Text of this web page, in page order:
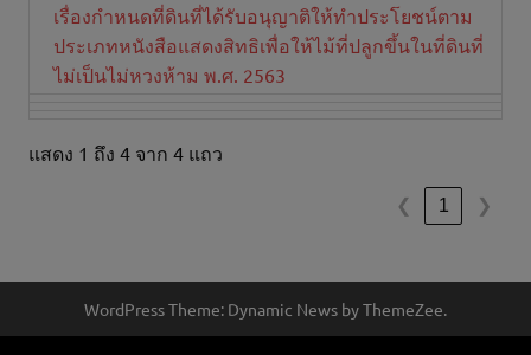
เรื่องกำหนดที่ดินที่ได้รับอนุญาติให้ทำประโยชน์ตาม
ประเภทหนังสือแสดงสิทธิเพื่อให้ไม้ที่ปลูกขึ้นในที่ดินที่
ไม่เป็นไม่หวงห้าม พ.ศ. 2563
แสดง 1 ถึง 4 จาก 4 แถว
❮ 1 ❯
WordPress Theme: Dynamic News by ThemeZee.